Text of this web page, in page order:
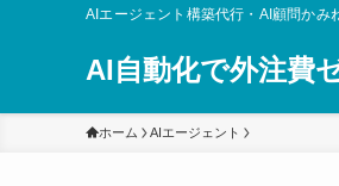
AIエージェント構築代行・AI顧問かみ
AI自動化で外注費
ホーム AIエージェント